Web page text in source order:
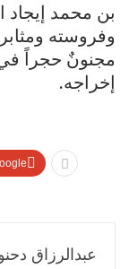
بن محمد إيجاد
وفروسته
مجنونٌ حجراً
إخراجه.
عبدالرزاق